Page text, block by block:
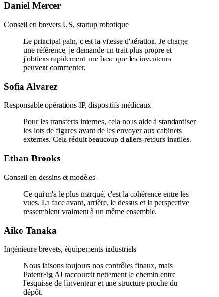
Daniel Mercer
Conseil en brevets US, startup robotique
Le principal gain, c'est la vitesse d'itération. Je charge
une référence, je demande un trait plus propre et
j'obtiens rapidement une base que les inventeurs
peuvent commenter.
Sofia Alvarez
Responsable opérations IP, dispositifs médicaux
Pour les transferts internes, cela nous aide à standardiser
les lots de figures avant de les envoyer aux cabinets
externes. Cela réduit beaucoup d'allers-retours inutiles.
Ethan Brooks
Conseil en dessins et modèles
Ce qui m'a le plus marqué, c'est la cohérence entre les
vues. La face avant, arrière, le dessus et la perspective
ressemblent vraiment à un même ensemble.
Aiko Tanaka
Ingénieure brevets, équipements industriels
Nous faisons toujours nos contrôles finaux, mais
PatentFig AI raccourcit nettement le chemin entre
l'esquisse de l'inventeur et une structure proche du
dépôt.